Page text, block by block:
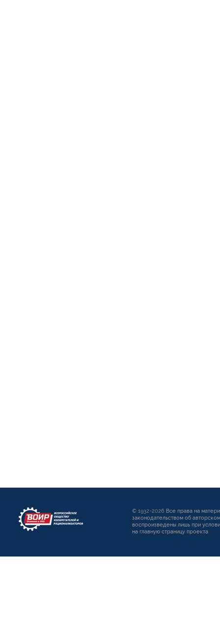
© 1932-2026 Все права на
законодательством об
воспроизведены лишь при
на главную страницу проекта